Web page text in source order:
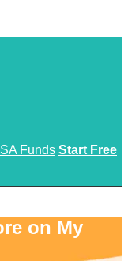
Funds Start Free
on My